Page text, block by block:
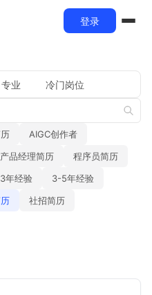
登录
专业 冷门岗位
AIGC创作者
产品经理简历
程序员简历
年经验
3-5年经验
社招简历